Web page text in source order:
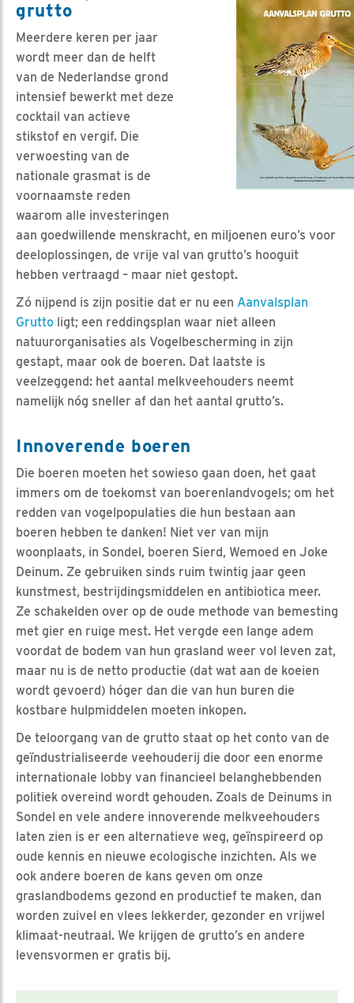
grutto
Meerdere keren per jaar
wordt meer dan de helft
van de Nederlandse grond
intensief bewerkt met deze
cocktail van actieve
stikstof en vergif. Die
verwoesting van de
nationale grasmat is de
voornaamste reden
waarom alle investeringen
aan goedwillende menskracht, en miljoenen euro’s voor
deeloplossingen, de vrije val van grutto’s hooguit
hebben vertraagd – maar niet gestopt.
Zó nijpend is zijn positie dat er nu een Aanvalsplan
Grutto ligt; een reddingsplan waar niet alleen
natuurorganisaties als Vogelbescherming in zijn
gestapt, maar ook de boeren. Dat laatste is
veelzeggend: het aantal melkveehouders neemt
namelijk nóg sneller af dan het aantal grutto’s.
Innoverende boeren
Die boeren moeten het sowieso gaan doen, het gaat
immers om de toekomst van boerenlandvogels; om het
redden van vogelpopulaties die hun bestaan aan
boeren hebben te danken! Niet ver van mijn
woonplaats, in Sondel, boeren Sierd, Wemoed en Joke
Deinum. Ze gebruiken sinds ruim twintig jaar geen
kunstmest, bestrijdingsmiddelen en antibiotica meer.
Ze schakelden over op de oude methode van bemesting
met gier en ruige mest. Het vergde een lange adem
voordat de bodem van hun grasland weer vol leven zat,
maar nu is de netto productie (dat wat aan de koeien
wordt gevoerd) hóger dan die van hun buren die
kostbare hulpmiddelen moeten inkopen.
De teloorgang van de grutto staat op het conto van de
geïndustrialiseerde veehouderij die door een enorme
internationale lobby van financieel belanghebbenden
politiek overeind wordt gehouden. Zoals de Deinums in
Sondel en vele andere innoverende melkveehouders
laten zien is er een alternatieve weg, geïnspireerd op
oude kennis en nieuwe ecologische inzichten. Als we
ook andere boeren de kans geven om onze
graslandbodems gezond en productief te maken, dan
worden zuivel en vlees lekkerder, gezonder en vrijwel
klimaat-neutraal. We krijgen de grutto’s en andere
levensvormen er gratis bij.